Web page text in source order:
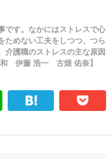
です。なかにはストレスで心
ためない工夫をしつつ、つら
介護職のストレスの主な原因
和 伊藤 浩一 古畑 佑奈】